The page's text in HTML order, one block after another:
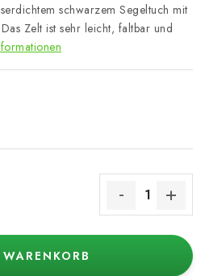
schwarzem Segeltuch mit
Zelt ist sehr leicht, faltbar und